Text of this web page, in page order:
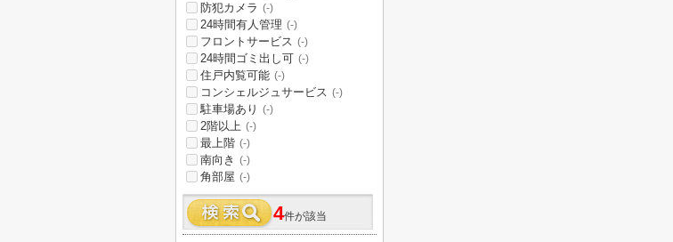
防犯カメラ (-)
24時間有人管理 (-)
フロントサービス (-)
24時間ゴミ出し可 (-)
住戸内覧可能 (-)
コンシェルジュサービス (-)
駐車場あり (-)
2階以上 (-)
最上階 (-)
南向き (-)
角部屋 (-)
4件が該当